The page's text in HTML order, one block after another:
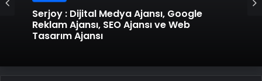
Serjoy : Dijital Medya Ajansı, Google
Reklam Ajansı, SEO Ajansı ve Web
Tasarım Ajansı